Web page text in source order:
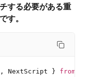
する必要がある重
す。
NextScript } from